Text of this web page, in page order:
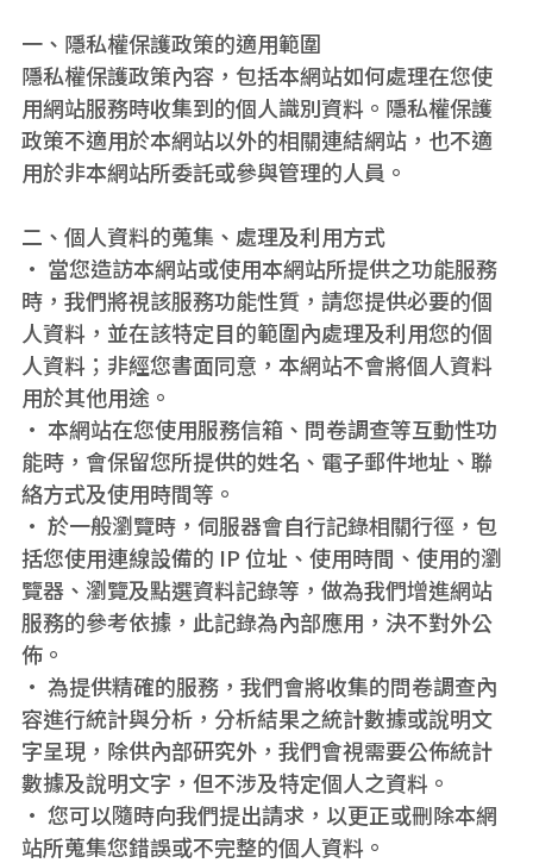
小額贊助
電動升降桌-到府安裝
電腦螢幕支架-到府安裝
Ai工具連結
花蓮縣電腦文書處理人員職業工會
一、隱私權保護政策的適用範圍
隱私權保護政策內容，包括本網站如何處理在您使
用網站服務時收集到的個人識別資料。隱私權保護
政策不適用於本網站以外的相關連結網站，也不適
用於非本網站所委託或參與管理的人員。
二、個人資料的蒐集、處理及利用方式
• 當您造訪本網站或使用本網站所提供之功能服務
時，我們將視該服務功能性質，請您提供必要的個
人資料，並在該特定目的範圍內處理及利用您的個
人資料；非經您書面同意，本網站不會將個人資料
用於其他用途。
• 本網站在您使用服務信箱、問卷調查等互動性功
能時，會保留您所提供的姓名、電子郵件地址、聯
絡方式及使用時間等。
• 於一般瀏覽時，伺服器會自行記錄相關行徑，包
括您使用連線設備的 IP 位址、使用時間、使用的瀏
覽器、瀏覽及點選資料記錄等，做為我們增進網站
服務的參考依據，此記錄為內部應用，決不對外公
佈。
• 為提供精確的服務，我們會將收集的問卷調查內
容進行統計與分析，分析結果之統計數據或說明文
字呈現，除供內部研究外，我們會視需要公佈統計
數據及說明文字，但不涉及特定個人之資料。
• 您可以隨時向我們提出請求，以更正或刪除本網
站所蒐集您錯誤或不完整的個人資料。